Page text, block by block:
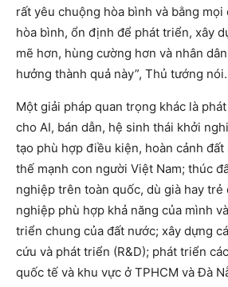
rất yêu chuộng hòa bình và bằng
hòa bình, ổn định để phát triển, xây
mẽ hơn, hùng cường hơn và nhân
hưởng thành quả này”, Thủ tướng nói.
Một giải pháp quan trọng khác là
cho AI, bán dẫn, hệ sinh thái khởi
tạo phù hợp điều kiện, hoàn cảnh
thế mạnh con người Việt Nam; thúc
nghiệp trên toàn quốc, dù già hay trẻ
nghiệp phù hợp khả năng của mình
triển chung của đất nước; xây dựng
cứu và phát triển (R&D); phát triển
quốc tế và khu vực ở TPHCM và Đà